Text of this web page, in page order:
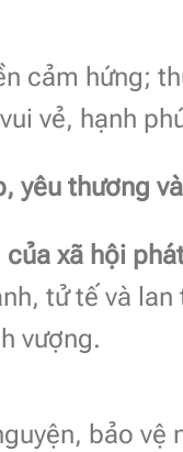
cảm hứng;
vẻ, hạnh
yêu thương
xã hội
tử tế và
vượng.
bảo vệ